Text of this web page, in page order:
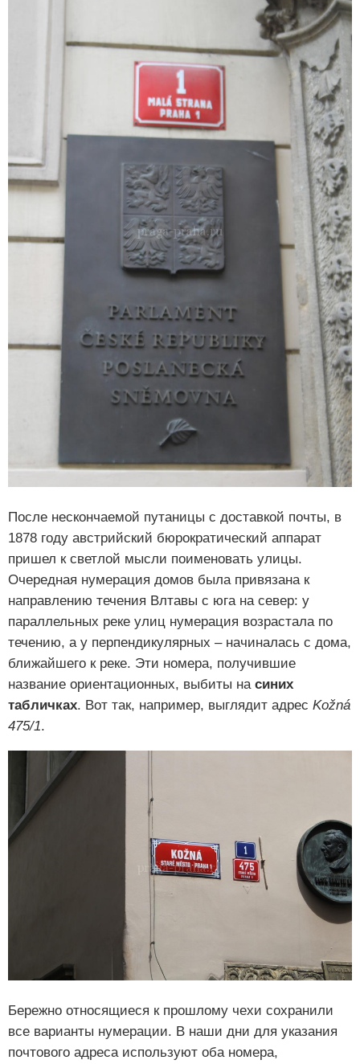
После нескончаемой путаницы с доставкой почты, в
1878 году австрийский бюрократический аппарат
пришел к светлой мысли поименовать улицы.
Очередная нумерация домов была привязана к
направлению течения Влтавы с юга на север: у
параллельных реке улиц нумерация возрастала по
течению, а у перпендикулярных – начиналась с дома,
ближайшего к реке. Эти номера, получившие
название ориентационных, выбиты на синих
табличках. Вот так, например, выглядит адрес Kožná
475/1.
Бережно относящиеся к прошлому чехи сохранили
все варианты нумерации. В наши дни для указания
почтового адреса используют оба номера,